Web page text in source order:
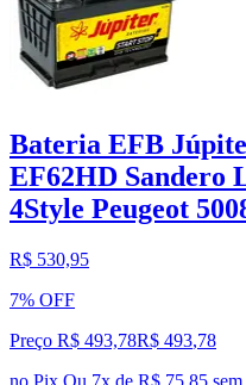
Bateria EFB
EF62HD Sandero
4Style Peugeot
R$ 530,95
7% OFF
Preço R$ 493,78R$ 493,78
no Pix Ou 7x de R$ 75,85